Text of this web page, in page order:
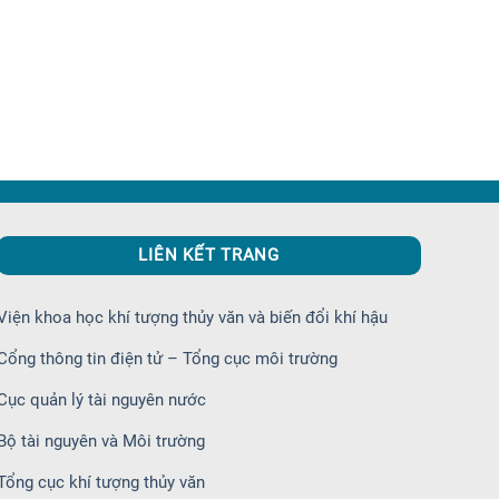
LIÊN KẾT TRANG
khoa học khí tượng thủy văn và biến đổi khí hậu
thông tin điện tử – Tổng cục môi trường
quản lý tài nguyên nước
tài nguyên và Môi trường
cục khí tượng thủy văn